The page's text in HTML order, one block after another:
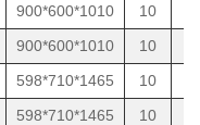
900*600*1010 10
900*600*1010 10
598*710*1465 10
598*710*1465 10